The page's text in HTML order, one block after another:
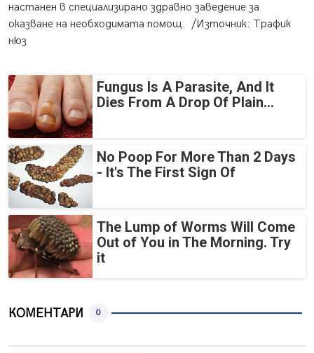
настанен в специализирано здравно заведение за
оказване на необходимата помощ. /Източник: Трафик
нюз
Fungus Is A Parasite, And It
Dies From A Drop Of Plain...
No Poop For More Than 2 Days
- It's The First Sign Of
The Lump of Worms Will Come
Out of You in The Morning. Try
it
КОМЕНТАРИ 0